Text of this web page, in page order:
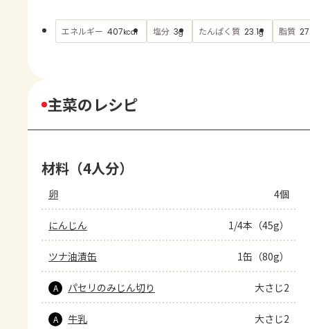
エネルギー 407kcal 塩分 3g たんぱく質 23.1g 脂質
主菜のレシピ
材料（4人分）
卵 4個
にんじん 1/4本（45g）
ツナ油漬缶 1缶（80g）
A パセリのみじん切り 大さじ2
A 牛乳 大さじ2